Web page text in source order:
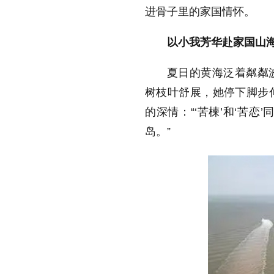
进骨子里的家国情怀。
以小我芳华赴家国山
夏日的黄海泛着粼粼
树枝叶舒展，她停下脚步
的深情：“‘苦楝’和‘苦恋’
岛。”